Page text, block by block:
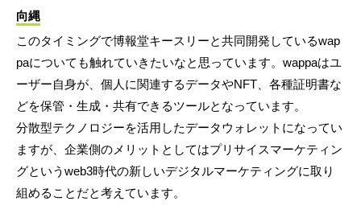
向縄
このタイミングで博報堂キースリーと共同開発しているwap
paについても触れていきたいなと思っています。wappaはユ
ーザー自身が、個人に関連するデータやNFT、各種証明書な
どを保管・生成・共有できるツールとなっています。
分散型テクノロジーを活用したデータウォレットになってい
ますが、企業側のメリットとしてはプリサイスマーケティン
グというweb3時代の新しいデジタルマーケティングに取り
組めることだと考えています。